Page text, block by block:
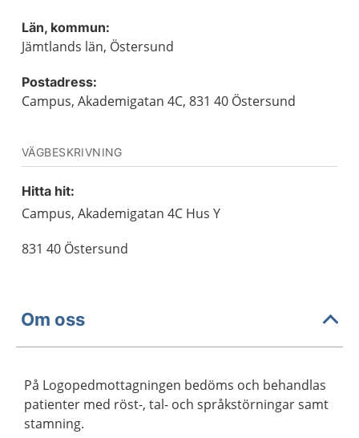
Län, kommun:
Jämtlands län, Östersund
Postadress:
Campus, Akademigatan 4C, 831 40 Östersund
VÄGBESKRIVNING
Hitta hit:
Campus, Akademigatan 4C Hus Y
831 40 Östersund
Om oss
På Logopedmottagningen bedöms och behandlas
patienter med röst-, tal- och språkstörningar samt
stamning.